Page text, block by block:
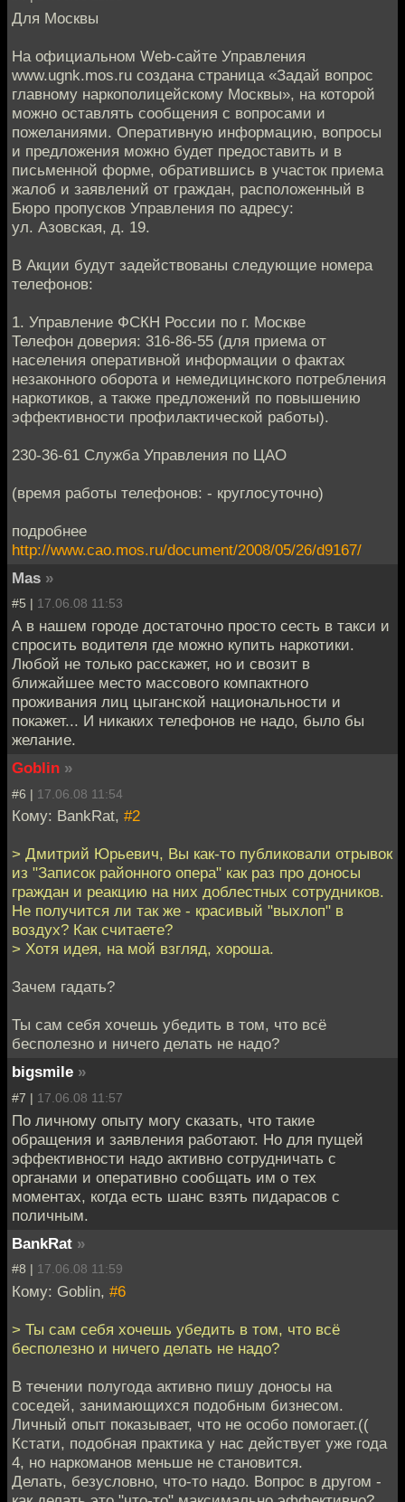
Для Москвы
На официальном Web-сайте Управления
www.ugnk.mos.ru создана страница «Задай вопрос
главному наркополицейскому Москвы», на которой
можно оставлять сообщения с вопросами и
пожеланиями. Оперативную информацию, вопросы
и предложения можно будет предоставить и в
письменной форме, обратившись в участок приема
жалоб и заявлений от граждан, расположенный в
Бюро пропусков Управления по адресу:
ул. Азовская, д. 19.
В Акции будут задействованы следующие номера
телефонов:
1. Управление ФСКН России по г. Москве
Телефон доверия: 316-86-55 (для приема от
населения оперативной информации о фактах
незаконного оборота и немедицинского потребления
наркотиков, а также предложений по повышению
эффективности профилактической работы).
230-36-61 Служба Управления по ЦАО
(время работы телефонов: - круглосуточно)
подробнее
http://www.cao.mos.ru/document/2008/05/26/d9167/
Mas »
#5 | 17.06.08 11:53
А в нашем городе достаточно просто сесть в такси и
спросить водителя где можно купить наркотики.
Любой не только расскажет, но и свозит в
ближайшее место массового компактного
проживания лиц цыганской национальности и
покажет... И никаких телефонов не надо, было бы
желание.
Goblin »
#6 | 17.06.08 11:54
Кому: BankRat, #2
> Дмитрий Юрьевич, Вы как-то публиковали отрывок
из "Записок районного опера" как раз про доносы
граждан и реакцию на них доблестных сотрудников.
Не получится ли так же - красивый "выхлоп" в
воздух? Как считаете?
> Хотя идея, на мой взгляд, хороша.
Зачем гадать?
Ты сам себя хочешь убедить в том, что всё
бесполезно и ничего делать не надо?
bigsmile »
#7 | 17.06.08 11:57
По личному опыту могу сказать, что такие
обращения и заявления работают. Но для пущей
эффективности надо активно сотрудничать с
органами и оперативно сообщать им о тех
моментах, когда есть шанс взять пидарасов с
поличным.
BankRat »
#8 | 17.06.08 11:59
Кому: Goblin, #6
> Ты сам себя хочешь убедить в том, что всё
бесполезно и ничего делать не надо?
В течении полугода активно пишу доносы на
соседей, занимающихся подобным бизнесом.
Личный опыт показывает, что не особо помогает.((
Кстати, подобная практика у нас действует уже года
4, но наркоманов меньше не становится.
Делать, безусловно, что-то надо. Вопрос в другом -